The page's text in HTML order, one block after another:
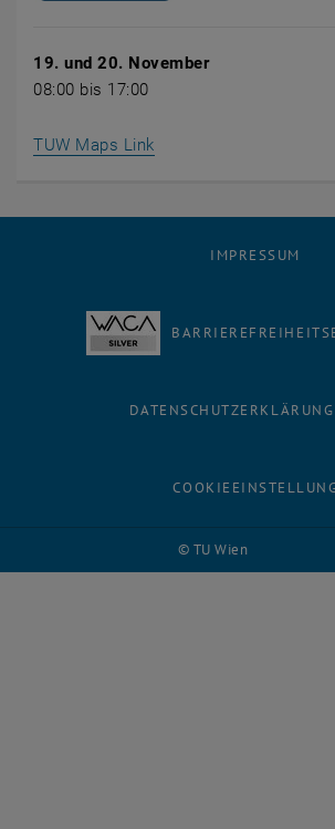
19. und 20. November
08:00 bis 17:00
TUW Maps Link, öffnet eine externe
© TU Wien
IMPRESSUM